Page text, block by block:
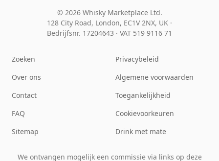
© 2026 Whisky Marketplace Ltd.
128 City Road, London, EC1V 2NX, UK ·
Bedrijfsnr. 17204643 · VAT 519 9116 71
Zoeken
Over ons
Contact
FAQ
Sitemap
Privacybeleid
Algemene voorwaarden
Toegankelijkheid
Cookievoorkeuren
Drink met mate
We ontvangen mogelijk een commissie via links op deze